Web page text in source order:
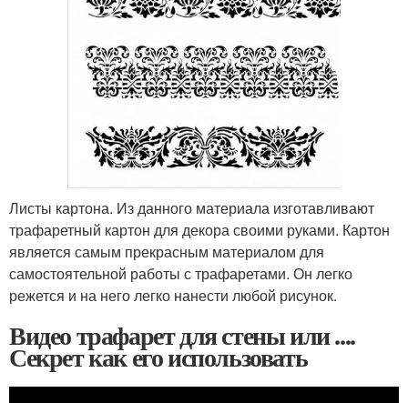
Листы картона. Из данного материала изготавливают
трафаретный картон для декора своими руками. Картон
является самым прекрасным материалом для
самостоятельной работы с трафаретами. Он легко
режется и на него легко нанести любой рисунок.
Видео трафарет для стены или ....
Секрет как его использовать